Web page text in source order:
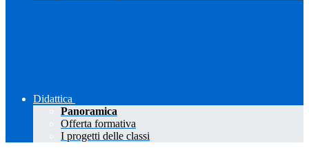
Didattica
Panoramica
Offerta formativa
I progetti delle classi